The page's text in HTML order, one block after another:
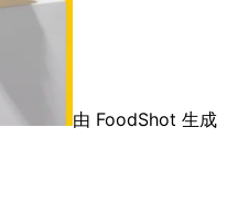
由 FoodShot 生成